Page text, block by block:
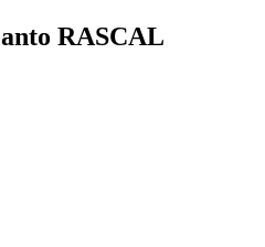
RASCAL